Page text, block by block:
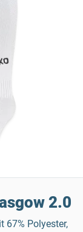
2.0
Polyester,